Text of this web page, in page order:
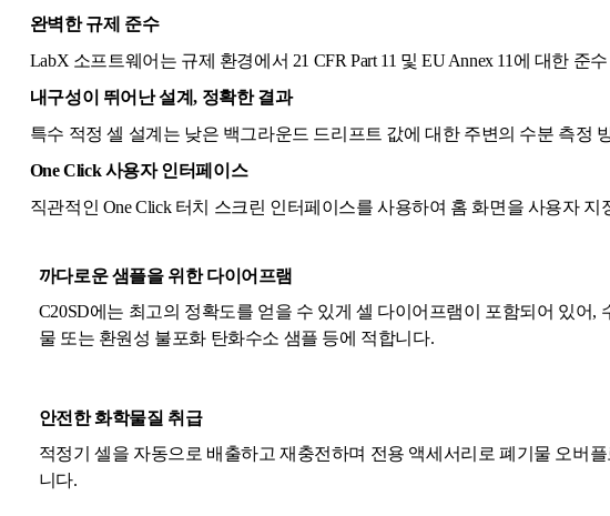
완벽한 규제 준수
LabX 소프트웨어는 규제 환경에서 21 CFR Part 11 및 EU Annex 11에 대한 준
내구성이 뛰어난 설계, 정확한 결과
특수 적정 셀 설계는 낮은 백그라운드 드리프트 값에 대한 주변의 수분 측정
One Click 사용자 인터페이스
직관적인 One Click 터치 스크린 인터페이스를 사용하여 홈 화면을 사용자
까다로운 샘플을 위한 다이어프램
C20SD에는 최고의 정확도를 얻을 수 있게 셀 다이어프램이 포함되어 있어,
물 또는 환원성 불포화 탄화수소 샘플 등에 적합니다.
안전한 화학물질 취급
적정기 셀을 자동으로 배출하고 재충전하며 전용 액세서리로 폐기물 오버
니다.